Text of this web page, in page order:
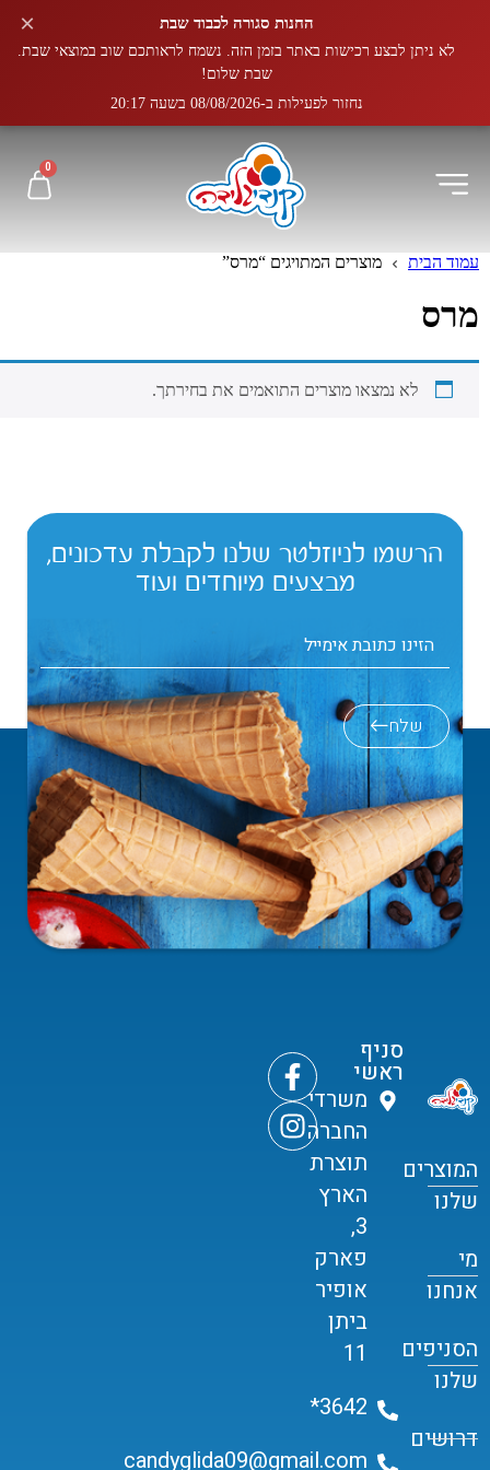
0
עמוד הבית מוצרים המתויגים “מרס”
מרס
לא נמצאו מוצרים התואמים את בחירתך.
הרשמו לניוזלטר שלנו לקבלת עדכונים,
מבצעים מיוחדים ועוד
שלח
המוצרים
שלנו
מי
אנחנו
הסניפים
שלנו
דרושים
סניף
ראשי
משרדי
החברה
תוצרת
הארץ
3,
פארק
אופיר
ביתן
11
3642*
candyglida09@gmail.com
החנות סגורה לכבוד שבת
לא ניתן לבצע רכישות באתר בזמן הזה. נשמח לראותכם שוב במוצאי שבת.
שבת שלום!
נחזור לפעילות ב-08/08/2026 בשעה 20:17
×